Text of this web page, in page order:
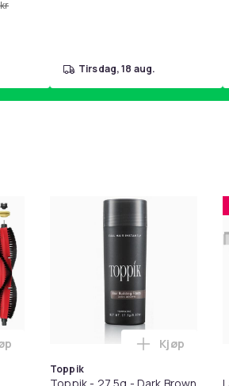
tirsdag, 18 aug.
Balances Scalp & Controls
Tilbehør 8 deler Xiaomi Roborock
Toppik
Legg
Kjøp